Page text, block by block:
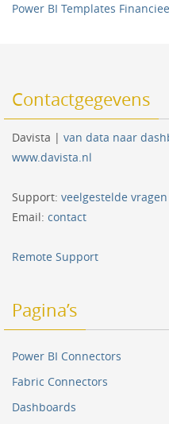
Power BI Templates
Contactgegevens
Davista | van data naar
www.davista.nl
Support: veelgestelde vragen
Email: contact
Remote Support
Pagina’s
Power BI Connectors
Fabric Connectors
Dashboards